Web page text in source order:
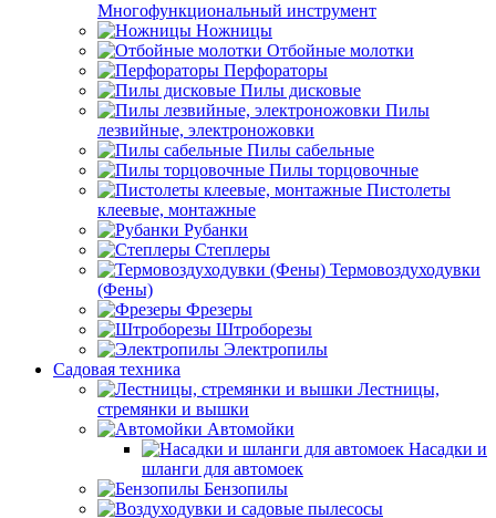
Многофункциональный инструмент
Ножницы
Отбойные молотки
Перфораторы
Пилы дисковые
Пилы
лезвийные, электроножовки
Пилы сабельные
Пилы торцовочные
Пистолеты
клеевые, монтажные
Рубанки
Степлеры
Термовоздуходувки
(Фены)
Фрезеры
Штроборезы
Электропилы
Садовая техника
Лестницы,
стремянки и вышки
Автомойки
Насадки и
шланги для автомоек
Бензопилы